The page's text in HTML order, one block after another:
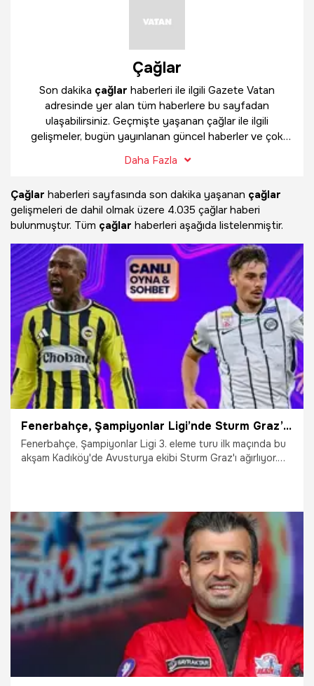
Çağlar
Son dakika çağlar haberleri ile ilgili Gazete Vatan
adresinde yer alan tüm haberlere bu sayfadan
ulaşabilirsiniz. Geçmişte yaşanan çağlar ile ilgili
gelişmeler, bugün yayınlanan güncel haberler ve çok
Daha Fazla
Çağlar haberleri sayfasında son dakika yaşanan çağlar
gelişmeleri de dahil olmak üzere 4.035 çağlar haberi
bulunmuştur. Tüm çağlar haberleri aşağıda listelenmiştir.
Fenerbahçe, Şampiyonlar Ligi’nde Sturm Graz’ı ağırlıyor! Maçın heyecanı canlı sohbet ile Misli’de
Fenerbahçe, Şampiyonlar Ligi 3. eleme turu ilk maçında bu
akşam Kadıköy'de Avusturya ekibi Sturm Graz'ı ağırlıyor.
5.08.2026 İddaa